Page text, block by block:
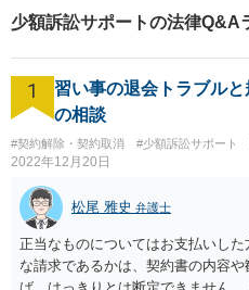
り扱ってき
少額訴訟サポートの法律Q&A
1
習い事の退会トラブル
の相談
#契約解除・契約取消 #少額訴訟サポート
2022年12月20日
松尾 雅史 弁護士
正当なものについてはお支払いし
な請求であるかは、契約書の内容
ば、はっきりとは断定できません